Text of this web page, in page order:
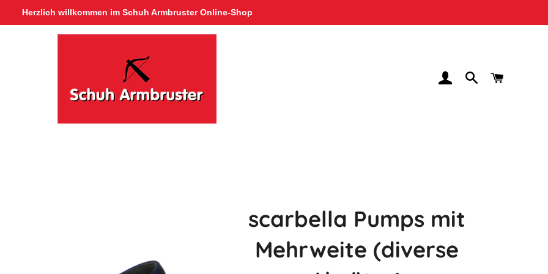
Herzlich willkommen im Schuh Armbruster Online-Shop
EINLOGGEN
SUCHE
scarbella Pumps mit
Mehrweite (diverse